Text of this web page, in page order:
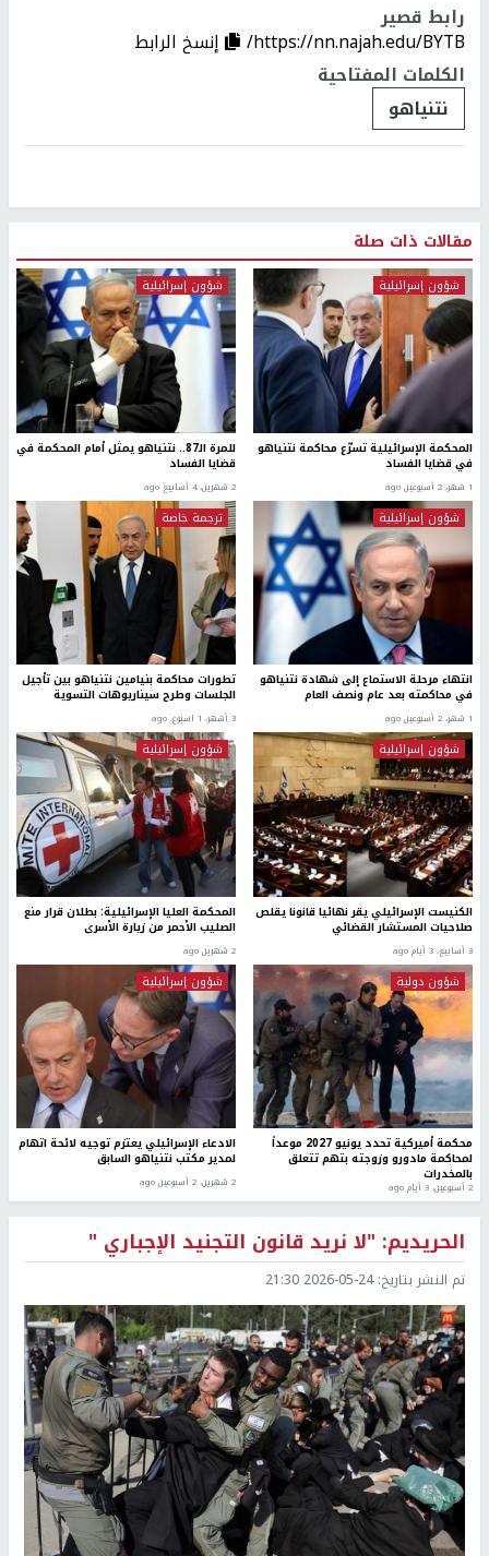
رابط قصير
https://nn.najah.edu/BYTB/
إنسخ الرابط
الكلمات المفتاحية
نتنياهو
مقالات ذات صلة
شؤون إسرائيلية
المحكمة الإسرائيلية تسرّع محاكمة نتنياهو
في قضايا الفساد
1 شهر، 2 أسبوعين ago
شؤون إسرائيلية
للمرة الـ87.. نتنياهو يمثل أمام المحكمة في
قضايا الفساد
2 شهرين، 4 أسابيع ago
شؤون إسرائيلية
انتهاء مرحلة الاستماع إلى شهادة نتنياهو
في محاكمته بعد عام ونصف العام
1 شهر، 2 أسبوعين ago
ترجمة خاصة
تطورات محاكمة بنيامين نتنياهو بين تأجيل
الجلسات وطرح سيناريوهات التسوية
3 أشهر، 1 اسبوع. ago
شؤون إسرائيلية
الكنيست الإسرائيلي يقر نهائيا قانونا يقلص
صلاحيات المستشار القضائي
3 أسابيع، 3 أيام ago
شؤون إسرائيلية
المحكمة العليا الإسرائيلية: بطلان قرار منع
الصليب الأحمر من زيارة الأسرى
2 شهرين ago
شؤون دولية
محكمة أميركية تحدد يونيو 2027 موعداً
لمحاكمة مادورو وزوجته بتهم تتعلق
بالمخدرات
2 أسبوعين، 3 أيام ago
شؤون إسرائيلية
الادعاء الإسرائيلي يعتزم توجيه لائحة اتهام
لمدير مكتب نتنياهو السابق
2 شهرين، 2 أسبوعين ago
الحريديم: "لا نريد قانون التجنيد الإجباري "
تم النشر بتاريخ:2026-05-24 21:30